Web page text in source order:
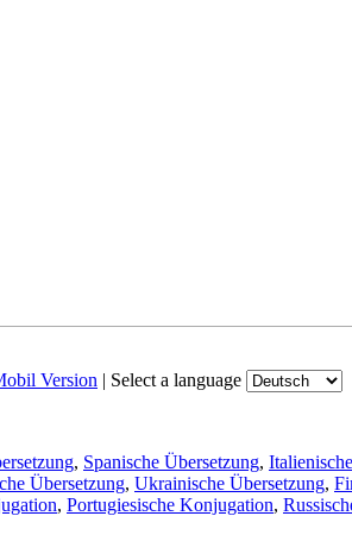
Version | Select a language
, Spanische Übersetzung,
Übersetzung, Ukrainische Übersetzung,
, Portugiesische Konjugation,